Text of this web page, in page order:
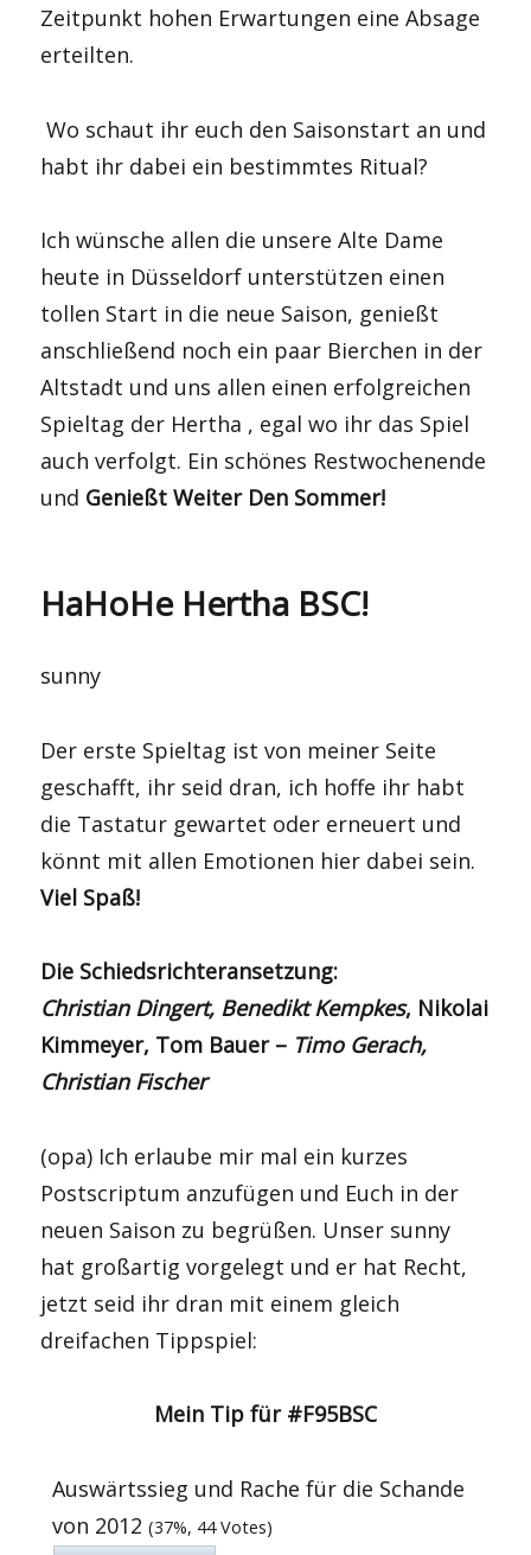
Zeitpunkt hohen Erwartungen eine Absage
erteilten.
Wo schaut ihr euch den Saisonstart an und
habt ihr dabei ein bestimmtes Ritual?
Ich wünsche allen die unsere Alte Dame
heute in Düsseldorf unterstützen einen
tollen Start in die neue Saison, genießt
anschließend noch ein paar Bierchen in der
Altstadt und uns allen einen erfolgreichen
Spieltag der Hertha , egal wo ihr das Spiel
auch verfolgt. Ein schönes Restwochenende
und Genießt Weiter Den Sommer!
HaHoHe Hertha BSC!
sunny
Der erste Spieltag ist von meiner Seite
geschafft, ihr seid dran, ich hoffe ihr habt
die Tastatur gewartet oder erneuert und
könnt mit allen Emotionen hier dabei sein.
Viel Spaß!
Die Schiedsrichteransetzung:
Christian Dingert, Benedikt Kempkes, Nikolai
Kimmeyer, Tom Bauer – Timo Gerach,
Christian Fischer
(opa) Ich erlaube mir mal ein kurzes
Postscriptum anzufügen und Euch in der
neuen Saison zu begrüßen. Unser sunny
hat großartig vorgelegt und er hat Recht,
jetzt seid ihr dran mit einem gleich
dreifachen Tippspiel:
Mein Tip für #F95BSC
Auswärtssieg und Rache für die Schande
von 2012(37%, 44 Votes)